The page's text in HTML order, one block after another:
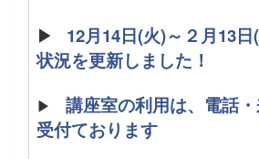
▶
12月14日(火)～２月13
状況を更新しました！
▶ 講座室の利用は、電話
受付ております